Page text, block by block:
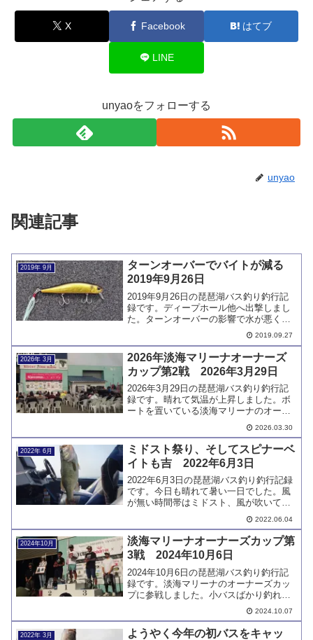
X Facebook はてブ
LINE
unyaoをフォローする
unyao
関連記事
2019年 9月
ターンオーバーでバイトが減る
2019年9月26日
2019年9月26日の琵琶湖バス釣り釣行記
録です。ディープホール他へ出撃しまし
た。ターンオーバーの影響で水が悪くな
っていました。水中にアオコが拡散して
いるエリアが多くバイトも少なめでし
た。ウェイクマジックでデカバスをキャ
ッチしています。
2019.09.27
2026年 3月
2026年淡海マリーナオーナーズ
カップ第2戦 2026年3月29日
2026年3月29日の琵琶湖バス釣り釣行記
録です。晴れて気温が上昇しました。ボ
ートを置いている淡海マリーナのオーナ
ーズカップに参加しました。入賞しまし
たが目標とした重量をクリアできなかっ
たのは残念です。
2026.03.30
2022年 6月
ミドスト祭り、そしてスピナーベ
イトも吉 2022年6月3日
2022年6月3日の琵琶湖バス釣り釣行記録
です。今日も晴れて暑い一日でした。風
が無い時間帯はミドスト、風が吹いてか
らはスピナーベイトでバイトがそこそこ
ありました。バラシも多かったのです
が、久し振りにバス釣りを堪能しまし
た。
2022.06.04
2024年10月
淡海マリーナオーナーズカップ第
3戦 2024年10月6日
2024年10月6日の琵琶湖バス釣り釣行記
録です。淡海マリーナのオーナーズカッ
プに参戦しました。小バスばかり釣れる
状況でデカバスを1本キャッチすることが
できましたが残念ながら表彰台には届き
ませんでした。
2024.10.07
2022年 3月
ようやく今年の初バスをキャッ